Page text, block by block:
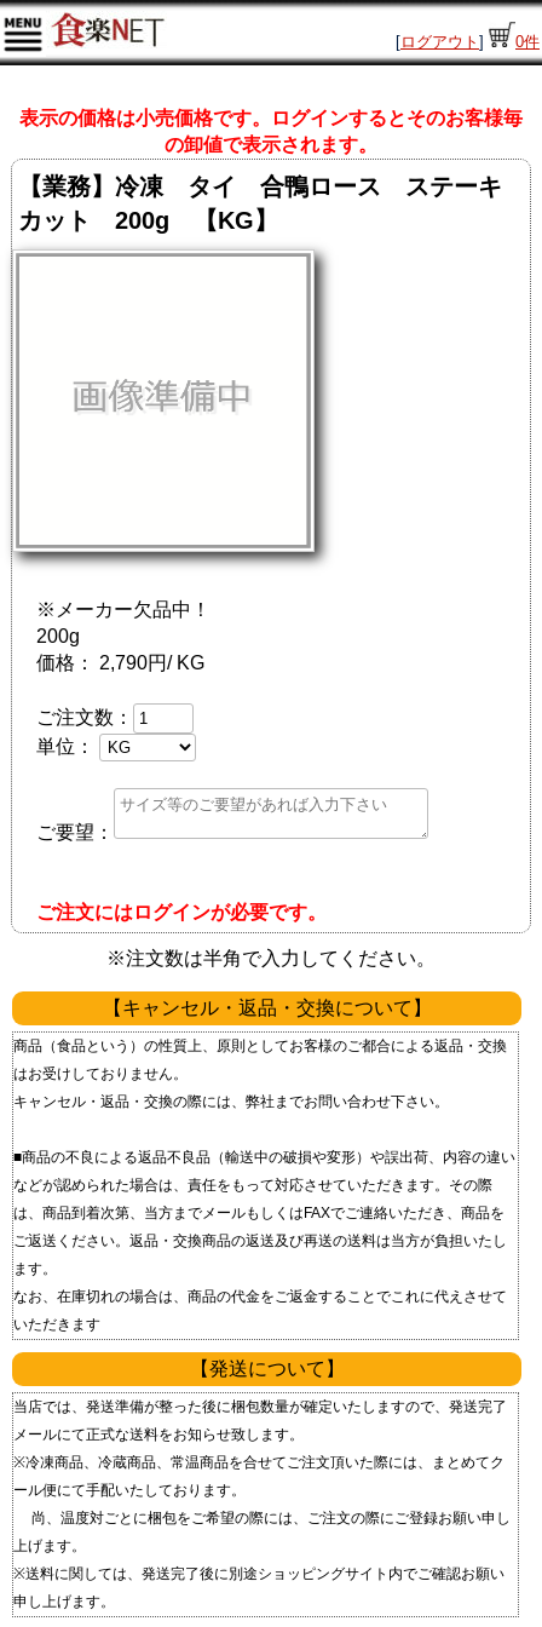
[ログアウト ] 0件
表示の価格は小売価格です。ログインするとそのお客様毎
の卸値で表示されます。
【業務】冷凍 タイ 合鴨ロース ステーキ
カット 200g 【KG】
※メーカー欠品中！
200g
価格： 2,790円/ KG
ご注文数：
単位：
ご要望：
ご注文にはログインが必要です。
※注文数は半角で入力してください。
【キャンセル・返品・交換について】
商品（食品という）の性質上、原則としてお客様のご都合による返品・交換
はお受けしておりません。
キャンセル・返品・交換の際には、弊社までお問い合わせ下さい。
■商品の不良による返品 不良品（輸送中の破損や変形）や誤出荷、内容の違い
などが認められた場合は、責任をもって対応させていただきます。 その際
は、商品到着次第、当方までメールもしくはFAXでご連絡いただき、商品を
ご返送ください。 返品・交換商品の返送及び再送の送料は当方が負担いたし
ます。
なお、在庫切れの場合は、商品の代金をご返金することでこれに代えさせて
いただきます
【発送について】
当店では、発送準備が整った後に梱包数量が確定いたしますので、発送完了
メールにて正式な送料をお知らせ致します。
※冷凍商品、冷蔵商品、常温商品を合せてご注文頂いた際には、まとめてク
ール便にて手配いたしております。
尚、温度対ごとに梱包をご希望の際には、ご注文の際にご登録お願い申し
上げます。
※送料に関しては、発送完了後に別途ショッピングサイト内でご確認お願い
申し上げます。